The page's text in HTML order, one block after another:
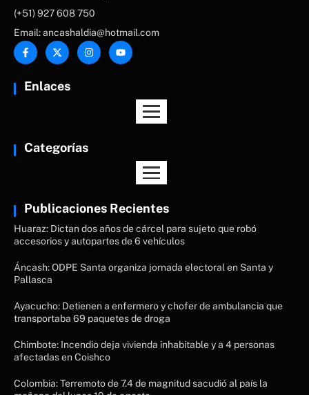
(+51) 927 608 750
Email: ancashaldia@hotmail.com
Enlaces
Categorías
Publicaciones Recientes
Huaraz: Dictan dos años de cárcel para sujeto que robó
accesorios y autopartes de 6 vehículos
Áncash: ODPE Santa organiza jornada electoral en Santa y
Pallasca
Ayacucho: Detienen a enfermero y chofer de ambulancia que
transportaba 69 paquetes de droga
Chimbote: Incendio deja vivienda inhabitable y a 4 personas
afectadas en Coishco
Colombia: Terremoto de 7.4 de magnitud sacudió al país la